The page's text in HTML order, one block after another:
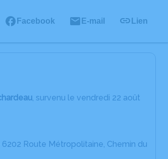
Facebook E-mail Lien
, survenu le vendredi 22 août
Route Métropolitaine, Chemin du